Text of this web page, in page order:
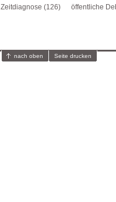
Zeitdiagnose (126) öffentliche
nach oben Seite drucken